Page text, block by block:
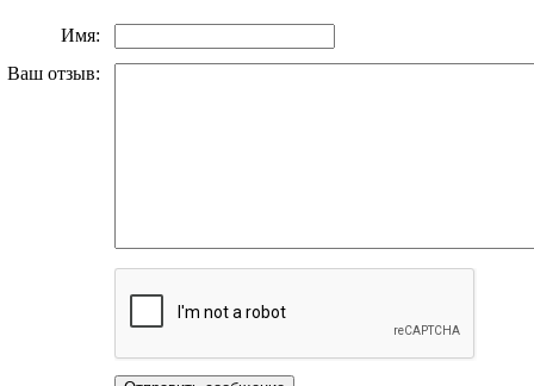
Имя:
Ваш отзыв: